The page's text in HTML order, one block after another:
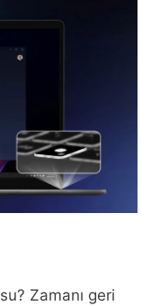
Zamanı geri